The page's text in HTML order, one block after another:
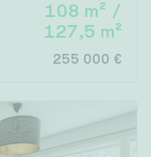
108 m² /
127,5 m²
255 000 €